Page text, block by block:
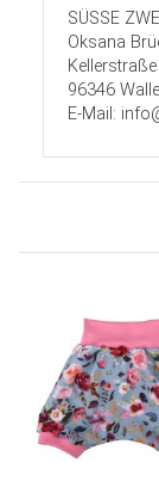
SÜSSE
Oksana
96346
E-Mail: